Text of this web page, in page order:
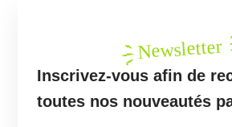
Newsletter
Inscrivez-vous afin de
toutes nos nouveautés